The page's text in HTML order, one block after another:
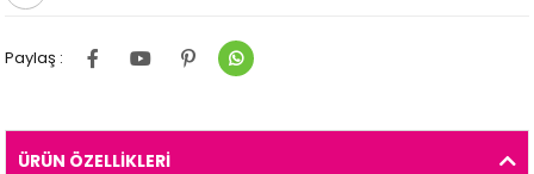
Paylaş :
ÜRÜN ÖZELLIKLERI